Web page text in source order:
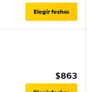
Elegir fechas
$863